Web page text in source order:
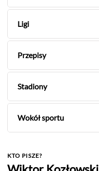
Ligi
Przepisy
Stadiony
Wokół sportu
KTO PISZE?